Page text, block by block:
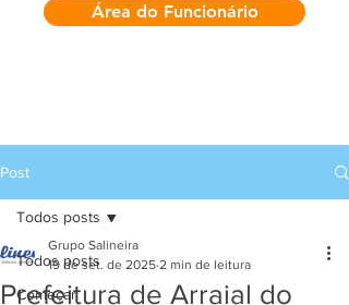
Área do Funcionário
Post
Todos posts
Começar
Todos posts
Prefeitura de Arraial do
Grupo Salineira
19 de set. de 2025 2 min de leitura